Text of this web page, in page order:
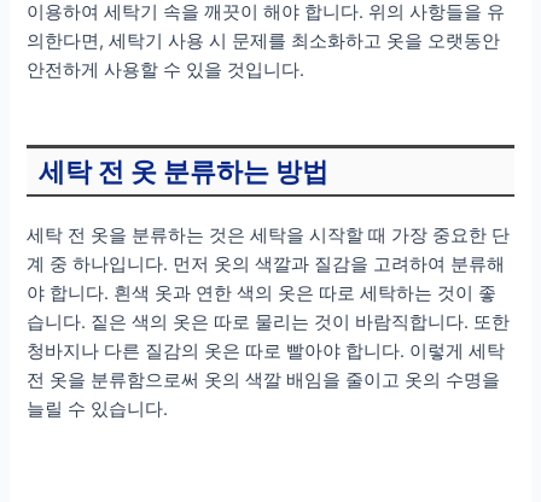
이용하여 세탁기 속을 깨끗이 해야 합니다. 위의 사항들을 유
의한다면, 세탁기 사용 시 문제를 최소화하고 옷을 오랫동안
안전하게 사용할 수 있을 것입니다.
세탁 전 옷 분류하는 방법
세탁 전 옷을 분류하는 것은 세탁을 시작할 때 가장 중요한 단
계 중 하나입니다. 먼저 옷의 색깔과 질감을 고려하여 분류해
야 합니다. 흰색 옷과 연한 색의 옷은 따로 세탁하는 것이 좋
습니다. 짙은 색의 옷은 따로 물리는 것이 바람직합니다. 또한
청바지나 다른 질감의 옷은 따로 빨아야 합니다. 이렇게 세탁
전 옷을 분류함으로써 옷의 색깔 배임을 줄이고 옷의 수명을
늘릴 수 있습니다.